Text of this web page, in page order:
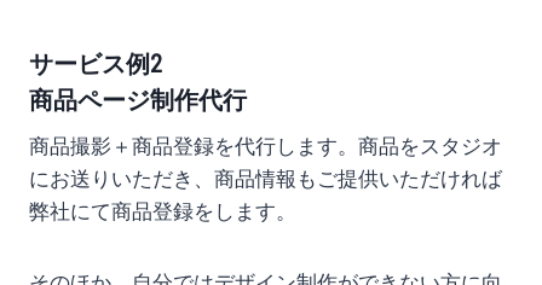
サービス例2
商品ページ制作代行
商品撮影＋商品登録を代行します。商品をスタジオ
にお送りいただき、商品情報もご提供いただければ
弊社にて商品登録をします。